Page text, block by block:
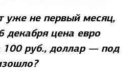
уже не первый месяц,
декабря цена евро
руб., доллар — под